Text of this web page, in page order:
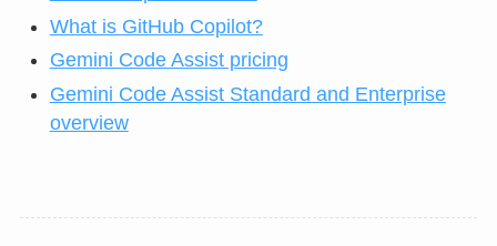
What is GitHub Copilot?
Gemini Code Assist pricing
Gemini Code Assist Standard and Enterprise
overview